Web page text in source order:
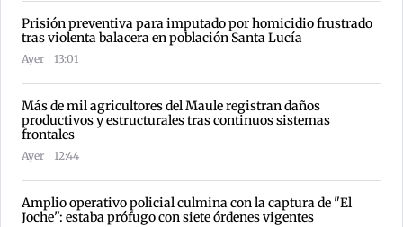
Prisión preventiva para imputado por homicidio frustrado
tras violenta balacera en población Santa Lucía
Ayer | 13:01
Más de mil agricultores del Maule registran daños
productivos y estructurales tras continuos sistemas
frontales
Ayer | 12:44
Amplio operativo policial culmina con la captura de "El
Joche": estaba prófugo con siete órdenes vigentes